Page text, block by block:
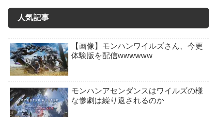
人気記事
【画像】モンハンワイルズさん、今更
体験版を配信wwwwww
モンハンアセンダンスはワイルズの様
な惨劇は繰り返されるのか